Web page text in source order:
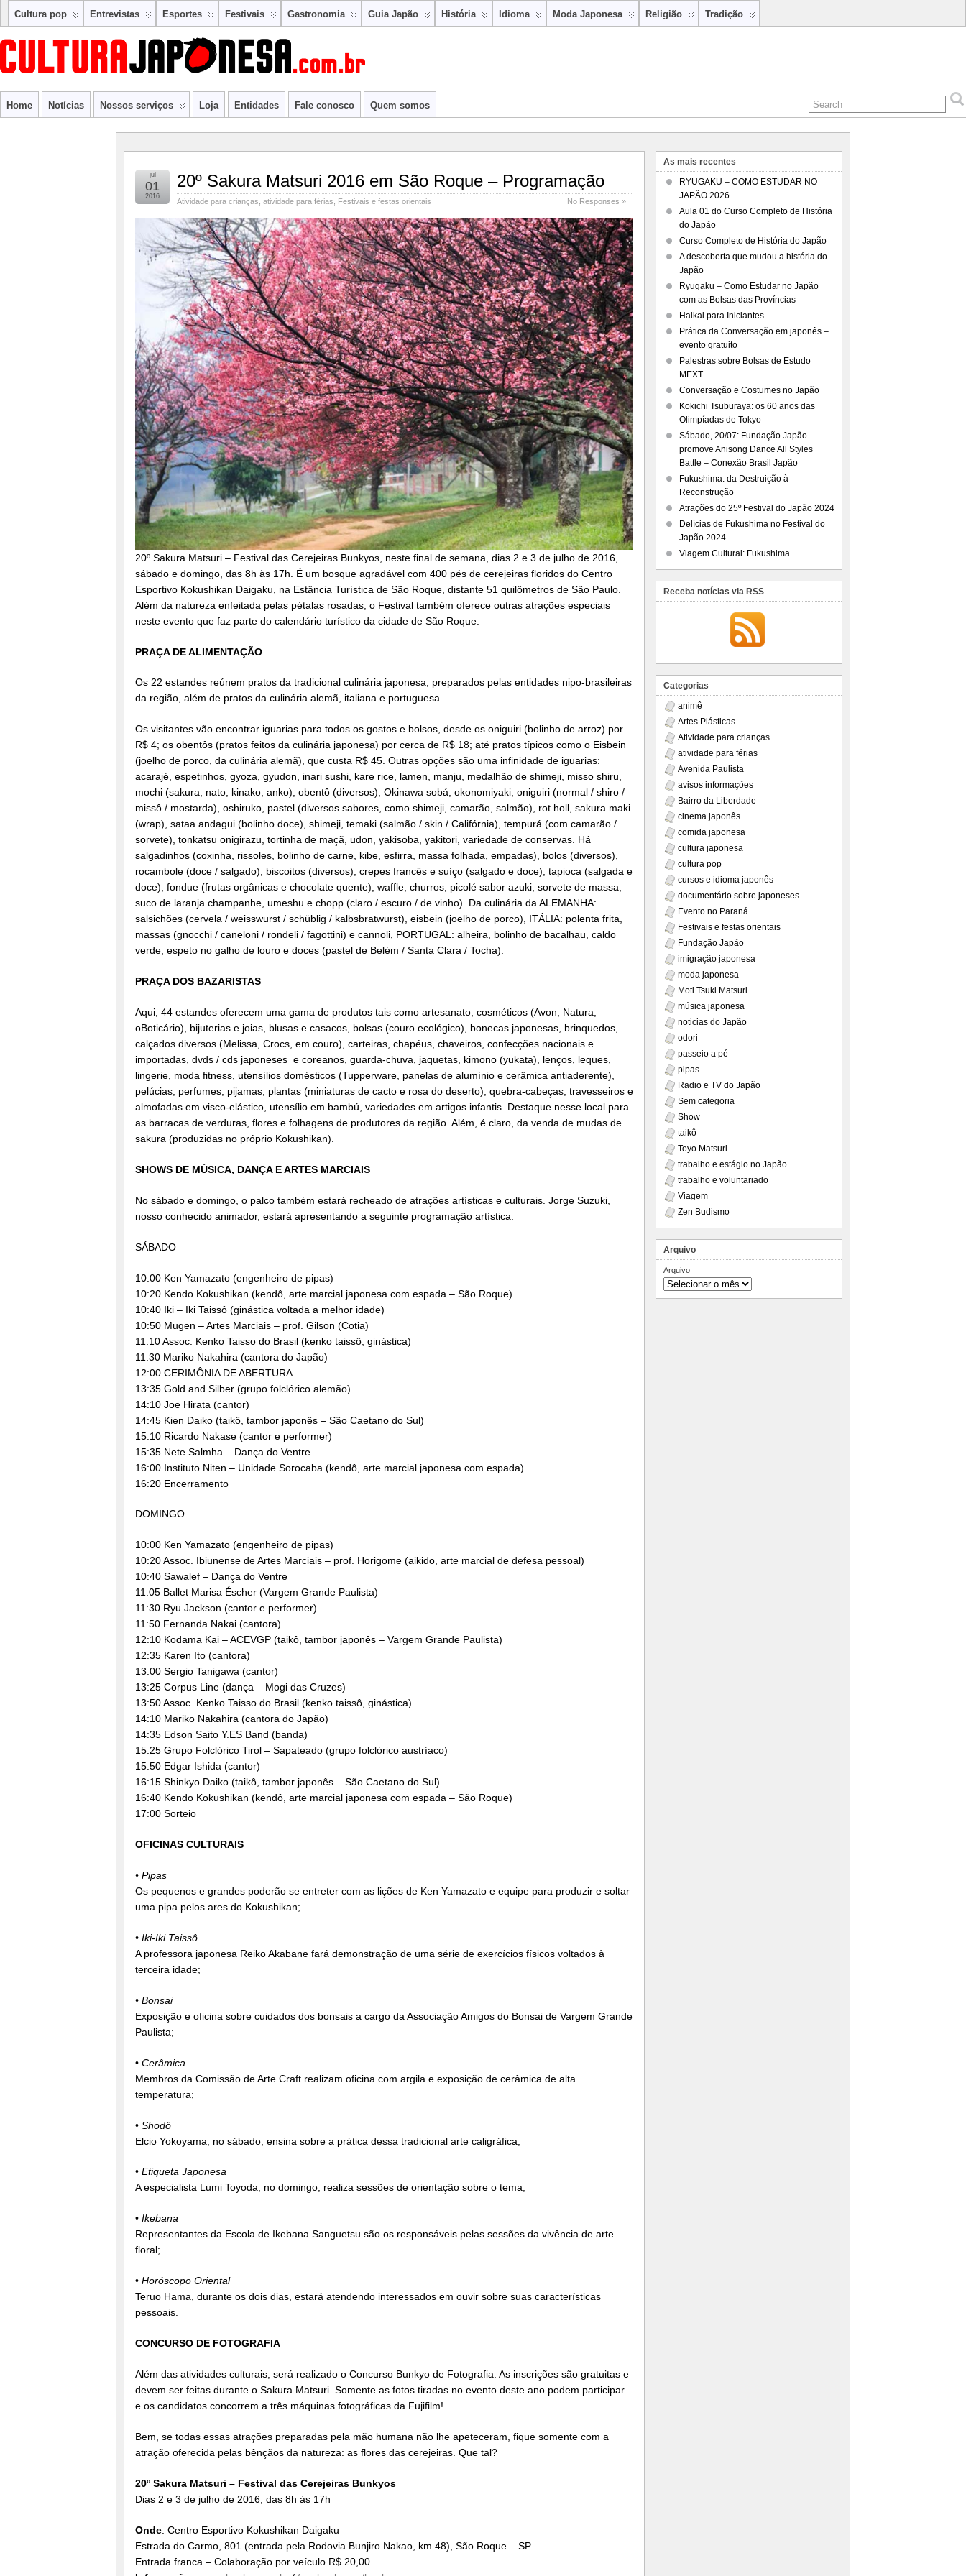
Cultura pop Entrevistas Esportes Festivais Gastronomia Guia Japão História Idioma Moda Japonesa Religião Tradição
Home Notícias Nossos serviços Loja Entidades Fale conosco Quem somos
20º Sakura Matsuri 2016 em São Roque – Programação
Atividade para crianças atividade para férias Festivais e festas orientais No Responses »
jul
01
2016
20º Sakura Matsuri – Festival das Cerejeiras Bunkyos, neste final de semana, dias 2 e 3 de julho de 2016,
sábado e domingo, das 8h às 17h. É um bosque agradável com 400 pés de cerejeiras floridos do Centro
Esportivo Kokushikan Daigaku, na Estância Turística de São Roque, distante 51 quilômetros de São Paulo.
Além da natureza enfeitada pelas pétalas rosadas, o Festival também oferece outras atrações especiais
neste evento que faz parte do calendário turístico da cidade de São Roque.
PRAÇA DE ALIMENTAÇÃO
Os 22 estandes reúnem pratos da tradicional culinária japonesa, preparados pelas entidades nipo-brasileiras
da região, além de pratos da culinária alemã, italiana e portuguesa.
Os visitantes vão encontrar iguarias para todos os gostos e bolsos, desde os oniguiri (bolinho de arroz) por
R$ 4; os obentôs (pratos feitos da culinária japonesa) por cerca de R$ 18; até pratos típicos como o Eisbein
(joelho de porco, da culinária alemã), que custa R$ 45. Outras opções são uma infinidade de iguarias:
acarajé, espetinhos, gyoza, gyudon, inari sushi, kare rice, lamen, manju, medalhão de shimeji, misso shiru,
mochi (sakura, nato, kinako, anko), obentô (diversos), Okinawa sobá, okonomiyaki, oniguiri (normal / shiro /
missô / mostarda), oshiruko, pastel (diversos sabores, como shimeji, camarão, salmão), rot holl, sakura maki
(wrap), sataa andagui (bolinho doce), shimeji, temaki (salmão / skin / Califórnia), tempurá (com camarão /
sorvete), tonkatsu onigirazu, tortinha de maçã, udon, yakisoba, yakitori, variedade de conservas. Há
salgadinhos (coxinha, rissoles, bolinho de carne, kibe, esfirra, massa folhada, empadas), bolos (diversos),
rocambole (doce / salgado), biscoitos (diversos), crepes francês e suíço (salgado e doce), tapioca (salgada e
doce), fondue (frutas orgânicas e chocolate quente), waffle, churros, picolé sabor azuki, sorvete de massa,
suco de laranja champanhe, umeshu e chopp (claro / escuro / de vinho). Da culinária da ALEMANHA:
salsichões (cervela / weisswurst / schüblig / kalbsbratwurst), eisbein (joelho de porco), ITÁLIA: polenta frita,
massas (gnocchi / caneloni / rondeli / fagottini) e cannoli, PORTUGAL: alheira, bolinho de bacalhau, caldo
verde, espeto no galho de louro e doces (pastel de Belém / Santa Clara / Tocha).
PRAÇA DOS BAZARISTAS
Aqui, 44 estandes oferecem uma gama de produtos tais como artesanato, cosméticos (Avon, Natura,
oBoticário), bijuterias e joias, blusas e casacos, bolsas (couro ecológico), bonecas japonesas, brinquedos,
calçados diversos (Melissa, Crocs, em couro), carteiras, chapéus, chaveiros, confecções nacionais e
importadas, dvds / cds japoneses e coreanos, guarda-chuva, jaquetas, kimono (yukata), lenços, leques,
lingerie, moda fitness, utensílios domésticos (Tupperware, panelas de alumínio e cerâmica antiaderente),
pelúcias, perfumes, pijamas, plantas (miniaturas de cacto e rosa do deserto), quebra-cabeças, travesseiros e
almofadas em visco-elástico, utensílio em bambú, variedades em artigos infantis. Destaque nesse local para
as barracas de verduras, flores e folhagens de produtores da região. Além, é claro, da venda de mudas de
sakura (produzidas no próprio Kokushikan).
SHOWS DE MÚSICA, DANÇA E ARTES MARCIAIS
No sábado e domingo, o palco também estará recheado de atrações artísticas e culturais. Jorge Suzuki,
nosso conhecido animador, estará apresentando a seguinte programação artística:
SÁBADO
10:00 Ken Yamazato (engenheiro de pipas)
10:20 Kendo Kokushikan (kendô, arte marcial japonesa com espada – São Roque)
10:40 Iki – Iki Taissô (ginástica voltada a melhor idade)
10:50 Mugen – Artes Marciais – prof. Gilson (Cotia)
11:10 Assoc. Kenko Taisso do Brasil (kenko taissô, ginástica)
11:30 Mariko Nakahira (cantora do Japão)
12:00 CERIMÔNIA DE ABERTURA
13:35 Gold and Silber (grupo folclórico alemão)
14:10 Joe Hirata (cantor)
14:45 Kien Daiko (taikô, tambor japonês – São Caetano do Sul)
15:10 Ricardo Nakase (cantor e performer)
15:35 Nete Salmha – Dança do Ventre
16:00 Instituto Niten – Unidade Sorocaba (kendô, arte marcial japonesa com espada)
16:20 Encerramento
DOMINGO
10:00 Ken Yamazato (engenheiro de pipas)
10:20 Assoc. Ibiunense de Artes Marciais – prof. Horigome (aikido, arte marcial de defesa pessoal)
10:40 Sawalef – Dança do Ventre
11:05 Ballet Marisa Éscher (Vargem Grande Paulista)
11:30 Ryu Jackson (cantor e performer)
11:50 Fernanda Nakai (cantora)
12:10 Kodama Kai – ACEVGP (taikô, tambor japonês – Vargem Grande Paulista)
12:35 Karen Ito (cantora)
13:00 Sergio Tanigawa (cantor)
13:25 Corpus Line (dança – Mogi das Cruzes)
13:50 Assoc. Kenko Taisso do Brasil (kenko taissô, ginástica)
14:10 Mariko Nakahira (cantora do Japão)
14:35 Edson Saito Y.ES Band (banda)
15:25 Grupo Folclórico Tirol – Sapateado (grupo folclórico austríaco)
15:50 Edgar Ishida (cantor)
16:15 Shinkyo Daiko (taikô, tambor japonês – São Caetano do Sul)
16:40 Kendo Kokushikan (kendô, arte marcial japonesa com espada – São Roque)
17:00 Sorteio
OFICINAS CULTURAIS
• Pipas
Os pequenos e grandes poderão se entreter com as lições de Ken Yamazato e equipe para produzir e soltar
uma pipa pelos ares do Kokushikan;
• Iki-Iki Taissô
A professora japonesa Reiko Akabane fará demonstração de uma série de exercícios físicos voltados à
terceira idade;
• Bonsai
Exposição e oficina sobre cuidados dos bonsais a cargo da Associação Amigos do Bonsai de Vargem Grande
Paulista;
• Cerâmica
Membros da Comissão de Arte Craft realizam oficina com argila e exposição de cerâmica de alta
temperatura;
• Shodô
Elcio Yokoyama, no sábado, ensina sobre a prática dessa tradicional arte caligráfica;
• Etiqueta Japonesa
A especialista Lumi Toyoda, no domingo, realiza sessões de orientação sobre o tema;
• Ikebana
Representantes da Escola de Ikebana Sanguetsu são os responsáveis pelas sessões da vivência de arte
floral;
• Horóscopo Oriental
Teruo Hama, durante os dois dias, estará atendendo interessados em ouvir sobre suas características
pessoais.
CONCURSO DE FOTOGRAFIA
Além das atividades culturais, será realizado o Concurso Bunkyo de Fotografia. As inscrições são gratuitas e
devem ser feitas durante o Sakura Matsuri. Somente as fotos tiradas no evento deste ano podem participar –
e os candidatos concorrem a três máquinas fotográficas da Fujifilm!
Bem, se todas essas atrações preparadas pela mão humana não lhe apeteceram, fique somente com a
atração oferecida pelas bênçãos da natureza: as flores das cerejeiras. Que tal?
20º Sakura Matsuri – Festival das Cerejeiras Bunkyos
Dias 2 e 3 de julho de 2016, das 8h às 17h
Onde: Centro Esportivo Kokushikan Daigaku
Estrada do Carmo, 801 (entrada pela Rodovia Bunjiro Nakao, km 48), São Roque – SP
Entrada franca – Colaboração por veículo R$ 20,00
As mais recentes
RYUGAKU – COMO ESTUDAR NO
JAPÃO 2026
Aula 01 do Curso Completo de História
do Japão
Curso Completo de História do Japão
A descoberta que mudou a história do
Japão
Ryugaku – Como Estudar no Japão
com as Bolsas das Províncias
Haikai para Iniciantes
Prática da Conversação em japonês –
evento gratuito
Palestras sobre Bolsas de Estudo
MEXT
Conversação e Costumes no Japão
Kokichi Tsuburaya: os 60 anos das
Olimpíadas de Tokyo
Sábado, 20/07: Fundação Japão
promove Anisong Dance All Styles
Battle – Conexão Brasil Japão
Fukushima: da Destruição à
Reconstrução
Atrações do 25º Festival do Japão 2024
Delícias de Fukushima no Festival do
Japão 2024
Viagem Cultural: Fukushima
Receba notícias via RSS
Categorias
animê
Artes Plásticas
Atividade para crianças
atividade para férias
Avenida Paulista
avisos informações
Bairro da Liberdade
cinema japonês
comida japonesa
cultura japonesa
cultura pop
cursos e idioma japonês
documentário sobre japoneses
Evento no Paraná
Festivais e festas orientais
Fundação Japão
imigração japonesa
moda japonesa
Moti Tsuki Matsuri
música japonesa
noticias do Japão
odori
passeio a pé
pipas
Radio e TV do Japão
Sem categoria
Show
taikô
Toyo Matsuri
trabalho e estágio no Japão
trabalho e voluntariado
Viagem
Zen Budismo
Arquivo
Arquivo